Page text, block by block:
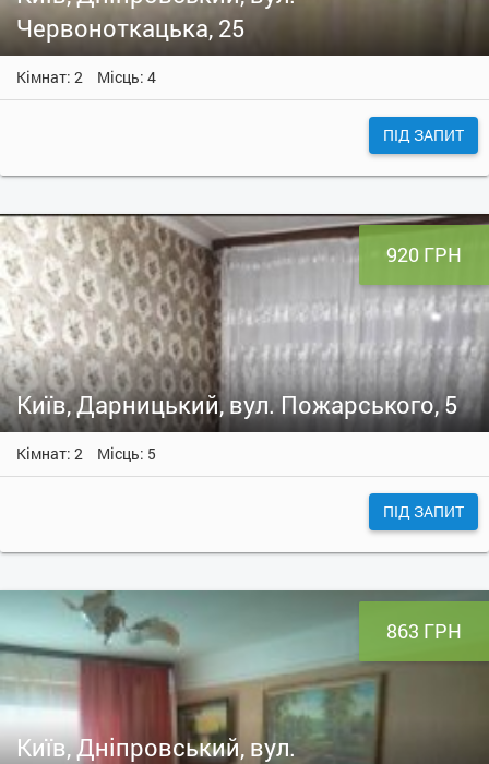
Червоноткацька, 25
Кімнат: 2 Місць: 4
ПІД ЗАПИТ
920 ГРН
Київ, Дарницький, вул. Пожарського, 5
Кімнат: 2 Місць: 5
ПІД ЗАПИТ
863 ГРН
Київ, Дніпровський, вул.